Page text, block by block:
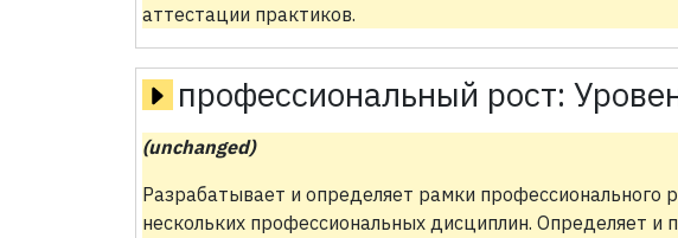
аттестации практиков.
профессиональный рост:
(unchanged)
Разрабатывает и определяет рамки профессионального
нескольких профессиональных дисциплин. Определяет и